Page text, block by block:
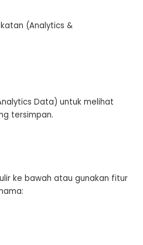
(Analytics &
Data) untuk melihat
tersimpan.
ke bawah atau gunakan fitur